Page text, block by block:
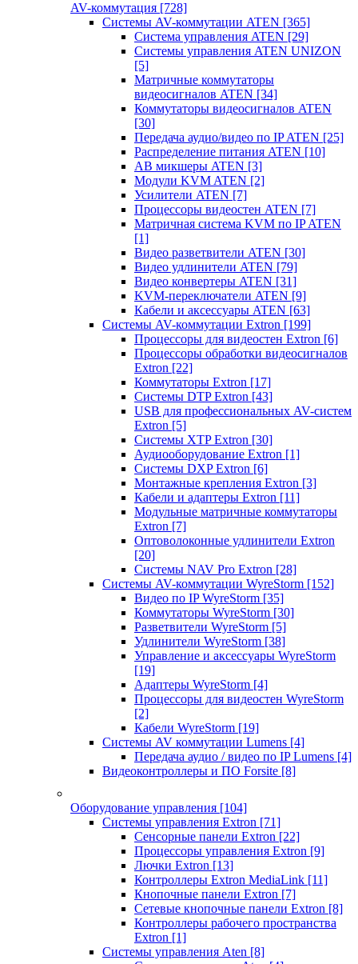
AV-коммутация [728]
Системы AV-коммутации ATEN [365]
Система управления ATEN [29]
Системы управления ATEN UNIZON
[5]
Матричные коммутаторы
видеосигналов ATEN [34]
Коммутаторы видеосигналов ATEN
[30]
Передача аудио/видео по IP ATEN [25]
Распределение питания ATEN [10]
АВ микшеры ATEN [3]
Модули KVM ATEN [2]
Усилители ATEN [7]
Процессоры видеостен ATEN [7]
Матричная система KVM по IP ATEN
[1]
Видео разветвители ATEN [30]
Видео удлинители ATEN [79]
Видео конвертеры ATEN [31]
KVM-переключатели ATEN [9]
Кабели и аксессуары ATEN [63]
Системы AV-коммутации Extron [199]
Процессоры для видеостен Extron [6]
Процессоры обработки видеосигналов
Extron [22]
Коммутаторы Extron [17]
Системы DTP Extron [43]
USB для профессиональных AV-систем
Extron [5]
Системы XTP Extron [30]
Аудиооборудование Extron [1]
Системы DXP Extron [6]
Монтажные крепления Extron [3]
Кабели и адаптеры Extron [11]
Модульные матричные коммутаторы
Extron [7]
Оптоволоконные удлинители Extron
[20]
Системы NAV Pro Extron [28]
Системы AV-коммутации WyreStorm [152]
Видео по IP WyreStorm [35]
Коммутаторы WyreStorm [30]
Разветвители WyreStorm [5]
Удлинители WyreStorm [38]
Управление и аксессуары WyreStorm
[19]
Адаптеры WyreStorm [4]
Процессоры для видеостен WyreStorm
[2]
Кабели WyreStorm [19]
Системы AV коммутации Lumens [4]
Передача аудио / видео по IP Lumens [4]
Видеоконтроллеры и ПО Forsite [8]
Оборудование управления [104]
Системы управления Extron [71]
Сенсорные панели Extron [22]
Процессоры управления Extron [9]
Лючки Extron [13]
Контроллеры Extron MediaLink [11]
Кнопочные панели Extron [7]
Сетевые кнопочные панели Extron [8]
Контроллеры рабочего пространства
Extron [1]
Системы управления Aten [8]